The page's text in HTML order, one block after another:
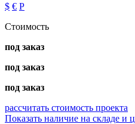
$ € Р
Стоимость
под заказ
под заказ
под заказ
рассчитать стоимость проекта
Показать наличие на складе и